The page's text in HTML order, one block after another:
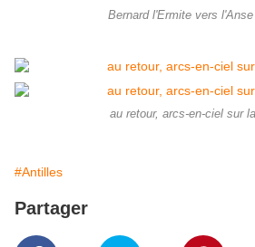
Bernard l'Ermite vers l'Anse
au retour, arcs-en-ciel sur
#Antilles
Partager